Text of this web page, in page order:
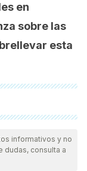
en
sobre las
esta
a profundidad por
artículo fue
informativos y no
dudas, consulta a